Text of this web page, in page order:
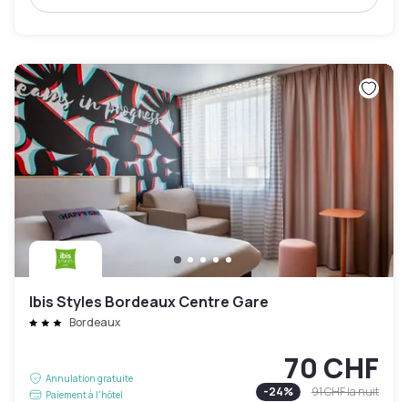
Ibis Styles Bordeaux Centre Gare
Bordeaux
Annulation gratuite
Paiement à l'hôtel
70 CHF
-24% 91 CHFla nuit